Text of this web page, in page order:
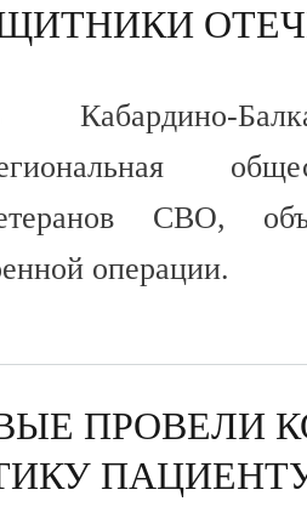
Кабардино-
СВО,
операции.
ПРОВЕЛИ